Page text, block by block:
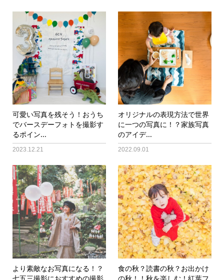
可愛い写真を残そう！おうち
でバースデーフォトを撮影す
るポイン...
2023.12.21
オリジナルの表現方法で世界
に一つの写真に！？家族写真
のアイデ...
2022.09.01
より素敵なお写真になる！？
食の秋？読書の秋？お出かけ